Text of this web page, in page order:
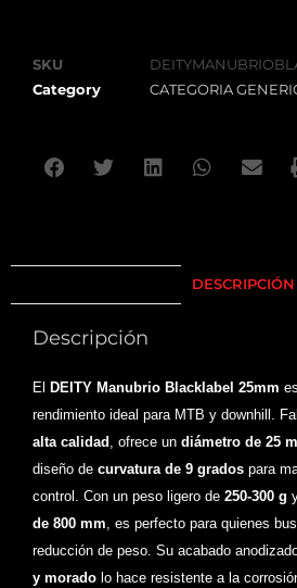
SKU
Category
CATEGORIA
DESCRIPCIÓN
Descripción
El DEITY Manubrio Blacklabel 25mm
rendimiento ideal para MTB y downhill.
alta calidad , ofrece un diámetro de 25
diseño de curvatura de 9 grados para
control. Con un peso ligero de 250-300 g
de 800 mm, es perfecto para quienes
reducción de peso. Su acabado
y morado lo hace resistente a la